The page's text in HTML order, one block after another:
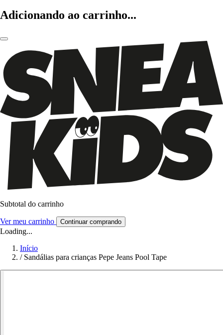
Adicionando ao carrinho...
Subtotal do carrinho
Ver meu carrinho Continuar comprando
Loading...
Início
/ Sandálias para crianças Pepe Jeans Pool Tape